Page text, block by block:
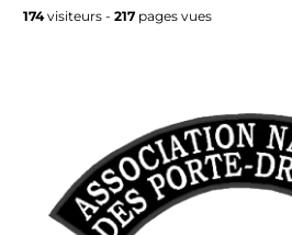
174visiteurs - 217 pages vues